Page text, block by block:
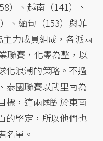
）、越南（141）、
、緬甸（153）與菲
力成員組成，各派兩
聯賽，化零為整，以
化浪潮的策略。不過
泰國聯賽以武里南為
標，這兩國對於東南
的堅定，所以他們也
名單。